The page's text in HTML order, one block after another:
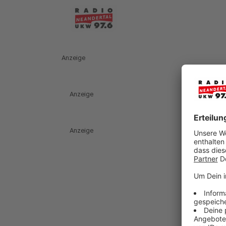
Anzeige
Anzeige
Anzeige